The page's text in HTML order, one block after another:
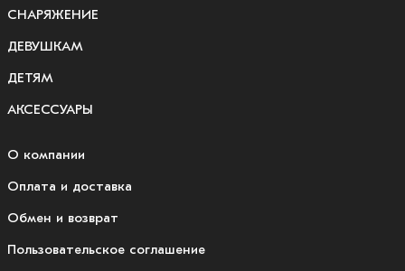
СНАРЯЖЕНИЕ
ДЕВУШКАМ
ДЕТЯМ
АКСЕССУАРЫ
О компании
Оплата и доставка
Обмен и возврат
Пользовательское соглашение